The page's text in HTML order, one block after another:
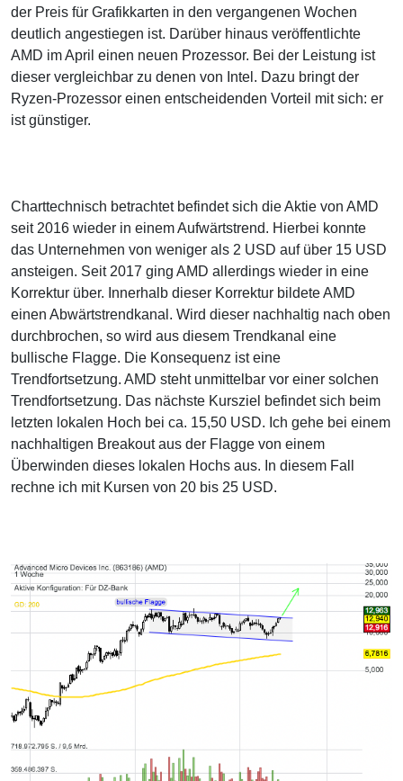
der Preis für Grafikkarten in den vergangenen Wochen
deutlich angestiegen ist. Darüber hinaus veröffentlichte
AMD im April einen neuen Prozessor. Bei der Leistung ist
dieser vergleichbar zu denen von Intel. Dazu bringt der
Ryzen-Prozessor einen entscheidenden Vorteil mit sich: er
ist günstiger.
Charttechnisch betrachtet befindet sich die Aktie von AMD
seit 2016 wieder in einem Aufwärtstrend. Hierbei konnte
das Unternehmen von weniger als 2 USD auf über 15 USD
ansteigen. Seit 2017 ging AMD allerdings wieder in eine
Korrektur über. Innerhalb dieser Korrektur bildete AMD
einen Abwärtstrendkanal. Wird dieser nachhaltig nach oben
durchbrochen, so wird aus diesem Trendkanal eine
bullische Flagge. Die Konsequenz ist eine
Trendfortsetzung. AMD steht unmittelbar vor einer solchen
Trendfortsetzung. Das nächste Kursziel befindet sich beim
letzten lokalen Hoch bei ca. 15,50 USD. Ich gehe bei einem
nachhaltigen Breakout aus der Flagge von einem
Überwinden dieses lokalen Hochs aus. In diesem Fall
rechne ich mit Kursen von 20 bis 25 USD.